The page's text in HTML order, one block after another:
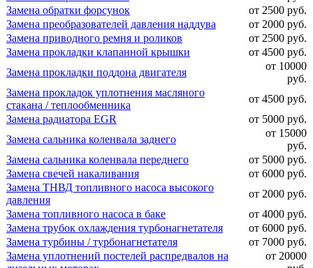
Замена обратки форсунок
от 2500 руб.
Замена преобразователей давления наддува
от 2000 руб.
Замена приводного ремня и роликов
от 2500 руб.
Замена прокладки клапанной крышки
от 4500 руб.
Замена прокладки поддона двигателя
от 10000
руб.
Замена прокладок уплотнения масляного
стакана / теплообменника
от 4500 руб.
Замена радиатора EGR
от 5000 руб.
Замена сальника коленвала заднего
от 15000
руб.
Замена сальника коленвала переднего
от 5000 руб.
Замена свечей накаливания
от 6000 руб.
Замена ТНВД топливного насоса высокого
давления
от 2000 руб.
Замена топливного насоса в баке
от 4000 руб.
Замена трубок охлаждения турбонагнетателя
от 6000 руб.
Замена турбины / турбонагнетателя
от 7000 руб.
Замена уплотнений постелей распредвалов на
от 20000